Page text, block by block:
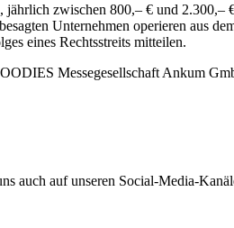
zwischen 800,– € und
Unternehmen operieren aus
eines Rechtsstreits mitteilen.
Messegesellschaft Ankum
auch auf unseren Social-Media-